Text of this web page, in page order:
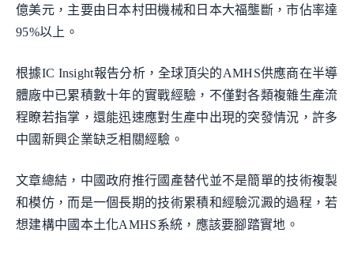
億美元，主要由日本村田機械和日本大福壟斷，市佔率達
95%以上。
根據IC Insight報告分析，全球頂尖的AMHS供應商在半導
體廠中已累積數十年的實戰經驗，不僅對各類複雜生產流
程瞭若指掌，還能迅速應對生產中出現的突發情況，許多
中國新興企業缺乏相關經驗。
文章總結，中國政府推行國產替代並不是簡單的技術複製
和模仿，而是一個長期的技術累積和經驗沉澱的過程，若
想建構中國本土化AMHS系統，應該要腳踏實地。